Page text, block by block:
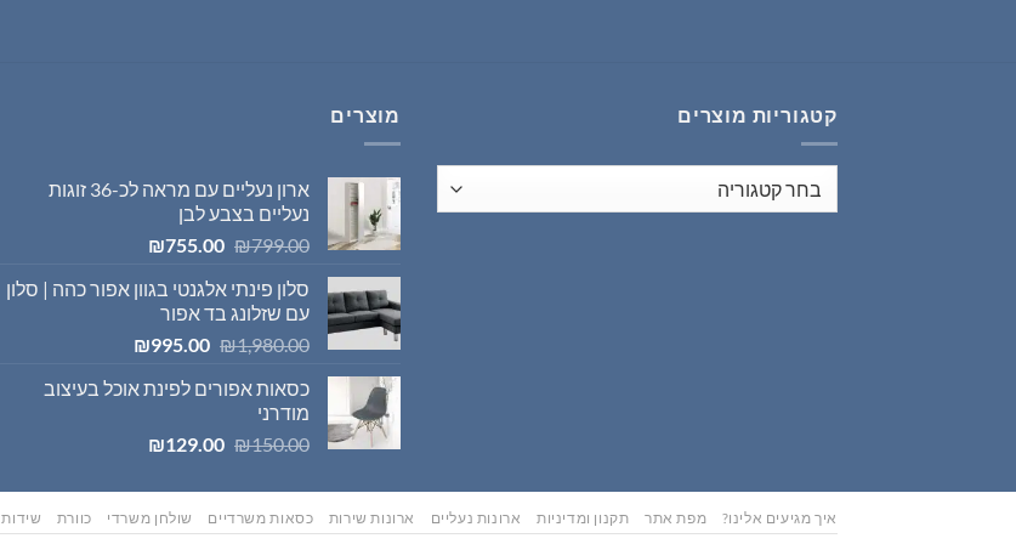
קטגוריות מוצרים
מוצרים
ארון נעליים עם מראה לכ-36 זוגות
נעליים בצבע לבן
₪799.00
המחיר
היה:
₪799.00.
₪755.00
המחיר
הוא:
סלון פינתי אלגנטי בגוון אפור כהה | סלון
עם שזלונג בד אפור
₪1,980.00
המחיר
היה:
₪995.00
המחיר
הוא:
כסאות אפורים לפינת אוכל בעיצוב
מודרני
₪150.00
המחיר
היה:
₪150.00.
₪129.00
המחיר
הוא:
₪129.00.
איך מגיעים אלינו? מפת אתר תקנון ומדיניות ארונות נעליים ארונות שירות כסאות משרדיים שולחן משרדי כוורת שידות